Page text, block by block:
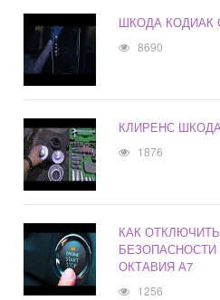
ШКОДА КОДИАК
8690
КЛИРЕНС
1876
КАК
ОКТАВИЯ А7
1256